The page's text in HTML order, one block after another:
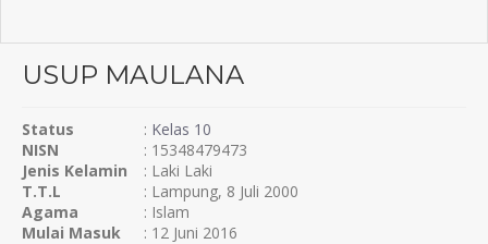
USUP MAULANA
Status : Kelas 10
NISN
: 15348479473
Jenis Kelamin
: Laki Laki
T.T.L
: Lampung, 8 Juli 2000
Agama
: Islam
Mulai Masuk
: 12 Juni 2016